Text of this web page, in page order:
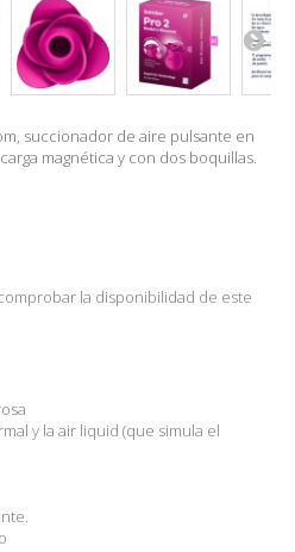
succionador de aire pulsante en
magnética y con dos boquillas.
la disponibilidad de este
y la air liquid (que simula el